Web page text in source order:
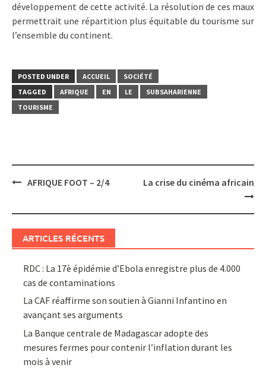
développement de cette activité. La résolution de ces maux
permettrait une répartition plus équitable du tourisme sur
l’ensemble du continent.
POSTED UNDER ACCUEIL
SOCIÉTÉ
TAGGED
AFRIQUE EN LE
SUBSAHARIENNE
TOURISME
PostAFRIQUE FOOT – 2/4 La crise du cinéma africain
ARTICLES RÉCENTS
RDC : La 17è épidémie d’Ebola enregistre plus de 4.000
cas de contaminations
La CAF réaffirme son soutien à Gianni Infantino en
avançant ses arguments
La Banque centrale de Madagascar adopte des
mesures fermes pour contenir l’inflation durant les
mois à venir